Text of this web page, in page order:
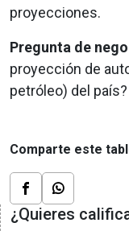
proyecciones.
Pregunta de
proyección de
petróleo) del país?
Comparte este
¿Quieres